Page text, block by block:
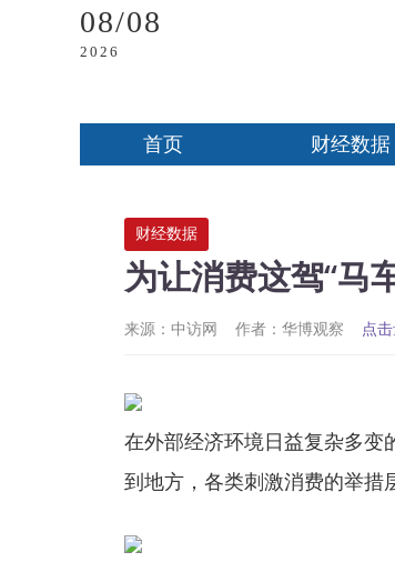
08/08
2026
首页 财经数据
财经数据
为让消费这驾“马
来源：中访网 作者：华博观察 点
在外部经济环境日益复杂多变
到地方，各类刺激消费的举措